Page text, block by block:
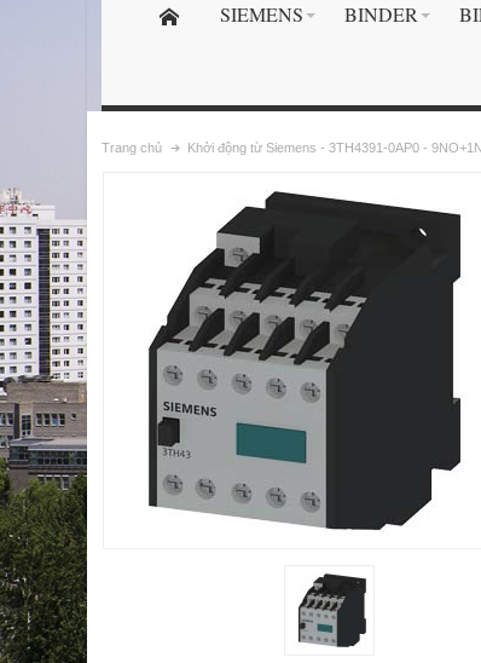
SIEMENS BINDER
Trang chủ Khởi động từ Siemens - 3TH4391-0AP0 -